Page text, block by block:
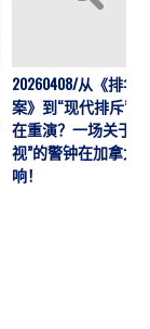
20260408/从《排华
案》到“现代排斥”历
在重演？一场关于“
视”的警钟在加拿大
响！